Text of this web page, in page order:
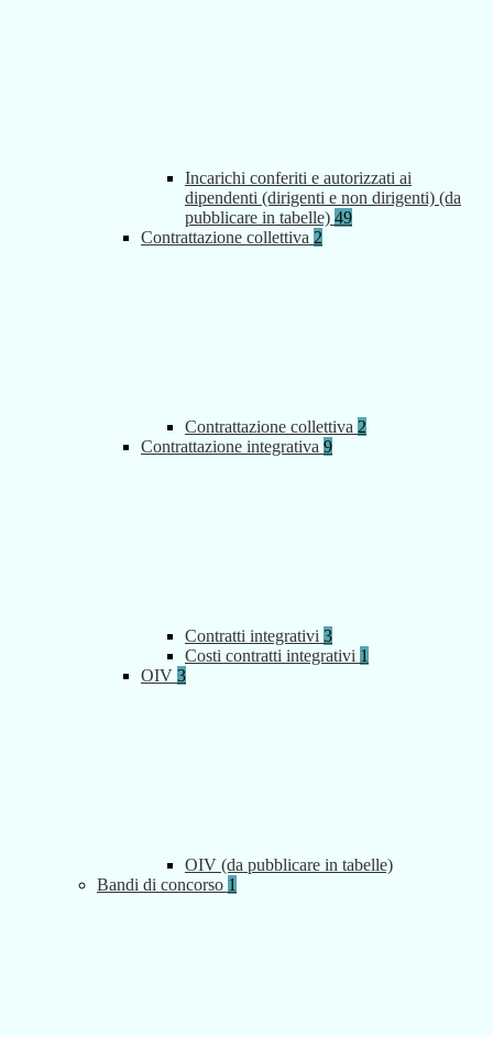
Incarichi conferiti e autorizzati ai
dipendenti (dirigenti e non dirigenti) (da
pubblicare in tabelle) 49
Contrattazione collettiva 2
Contrattazione collettiva 2
Contrattazione integrativa 9
Contratti integrativi 3
Costi contratti integrativi 1
OIV 3
OIV (da pubblicare in tabelle)
Bandi di concorso 1